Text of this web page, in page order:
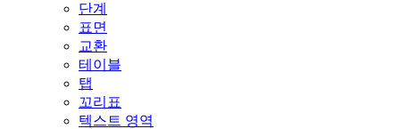
단계
표면
교환
테이블
탭
꼬리표
텍스트 영역